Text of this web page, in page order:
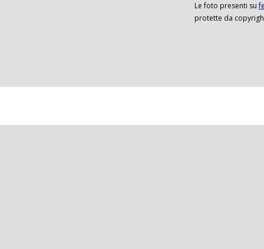
Le foto presenti su
protette da